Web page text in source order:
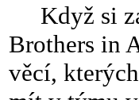
Když si
Brothers in
věcí,